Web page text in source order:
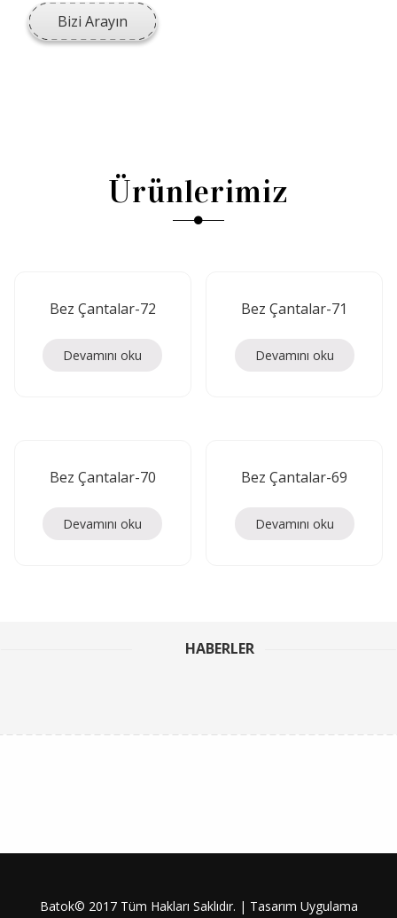
Bizi Arayın
Ürünlerimiz
Bez Çantalar-72
Devamını oku
Bez Çantalar-71
Devamını oku
Bez Çantalar-70
Devamını oku
Bez Çantalar-69
Devamını oku
HABERLER
Batok© 2017 Tüm Hakları Saklıdır. | Tasarım Uygulama